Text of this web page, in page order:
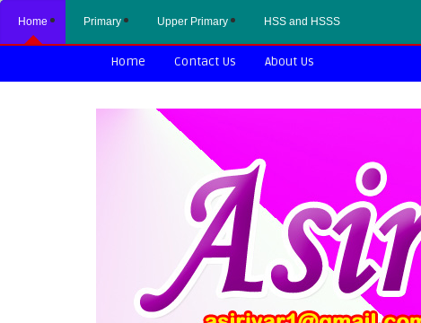
Home Primary Upper Primary HSS and HSSS
Home Contact Us About Us